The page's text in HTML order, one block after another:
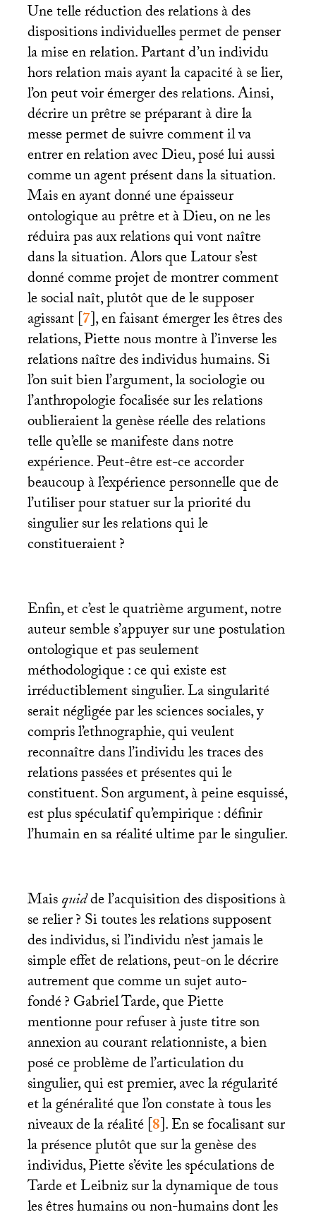
Une telle réduction des relations à des
dispositions individuelles permet de penser
la mise en relation. Partant d’un individu
hors relation mais ayant la capacité à se lier,
l’on peut voir émerger des relations. Ainsi,
décrire un prêtre se préparant à dire la
messe permet de suivre comment il va
entrer en relation avec Dieu, posé lui aussi
comme un agent présent dans la situation.
Mais en ayant donné une épaisseur
ontologique au prêtre et à Dieu, on ne les
réduira pas aux relations qui vont naître
dans la situation. Alors que Latour s’est
donné comme projet de montrer comment
le social naît, plutôt que de le supposer
agissant[7], en faisant émerger les êtres des
relations, Piette nous montre à l’inverse les
relations naître des individus humains. Si
l’on suit bien l’argument, la sociologie ou
l’anthropologie focalisée sur les relations
oublieraient la genèse réelle des relations
telle qu’elle se manifeste dans notre
expérience. Peut-être est-ce accorder
beaucoup à l’expérience personnelle que de
l’utiliser pour statuer sur la priorité du
singulier sur les relations qui le
constitueraient?
Enfin, et c’est le quatrième argument, notre
auteur semble s’appuyer sur une postulation
ontologique et pas seulement
méthodologique : ce qui existe est
irréductiblement singulier. La singularité
serait négligée par les sciences sociales, y
compris l’ethnographie, qui veulent
reconnaître dans l’individu les traces des
relations passées et présentes qui le
constituent. Son argument, à peine esquissé,
est plus spéculatif qu’empirique : définir
l’humain en sa réalité ultime par le singulier.
Maisquidde l’acquisition des dispositions à
se relier? Si toutes les relations supposent
des individus, si l’individu n’est jamais le
simple effet de relations, peut-on le décrire
autrement que comme un sujet auto-
fondé? Gabriel Tarde, que Piette
mentionne pour refuser à juste titre son
annexion au courant relationniste, a bien
posé ce problème de l’articulation du
singulier, qui est premier, avec la régularité
et la généralité que l’on constate à tous les
niveaux de la réalité[8]. En se focalisant sur
la présence plutôt que sur la genèse des
individus, Piette s’évite les spéculations de
Tarde et Leibniz sur la dynamique de tous